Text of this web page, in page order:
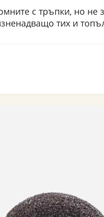
с тръпки, но не
тих и